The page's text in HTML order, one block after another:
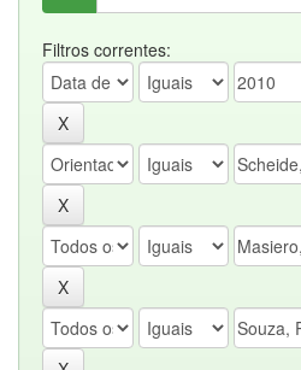
Filtros correntes: